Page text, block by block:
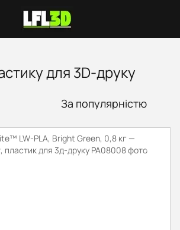
для 3D-друку
За популярністю